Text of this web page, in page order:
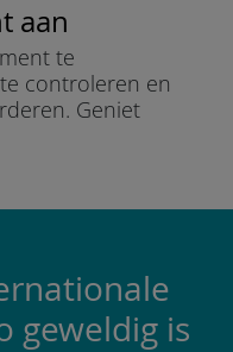
aan
te
controleren en
Geniet
geweldig is